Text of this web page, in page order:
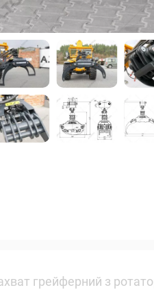
грейферний з